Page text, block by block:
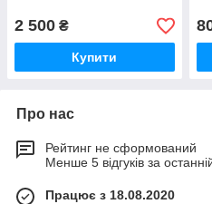
2 500 ₴
Купити
Про нас
Рейтинг не сформований
Менше 5 відгуків за
Працює з 18.08.2020